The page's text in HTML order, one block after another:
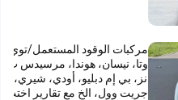
مركبات الوقود المستعمل/توي
وتا، نيسان، هوندا، مرسيدس ب
نز، بي إم دبليو، أودي، شيري،
جريت وول، الخ مع تقارير اختب